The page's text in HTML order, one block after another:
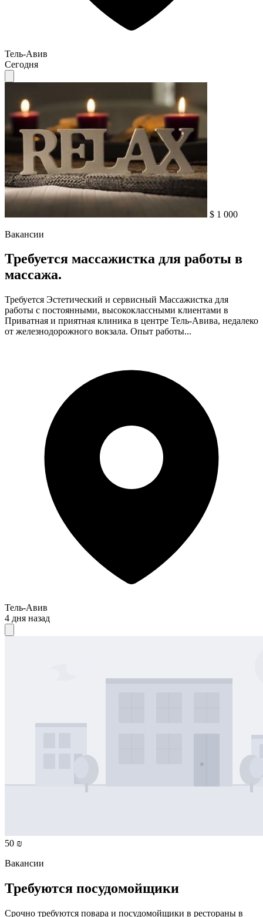
Тель-Авив
Сегодня
$ 1 000
Вакансии
Требуется массажистка для работы в
массажа.
Требуется Эстетический и сервисный Массажистка для
работы с постоянными, высококлассными клиентами в
Приватная и приятная клиника в центре Тель-Авива, недалеко
от железнодорожного вокзала. Опыт работы...
Тель-Авив
4 дня назад
50 ₪
Вакансии
Требуются посудомойщики
Срочно требуются повара и посудомойщики в рестораны в